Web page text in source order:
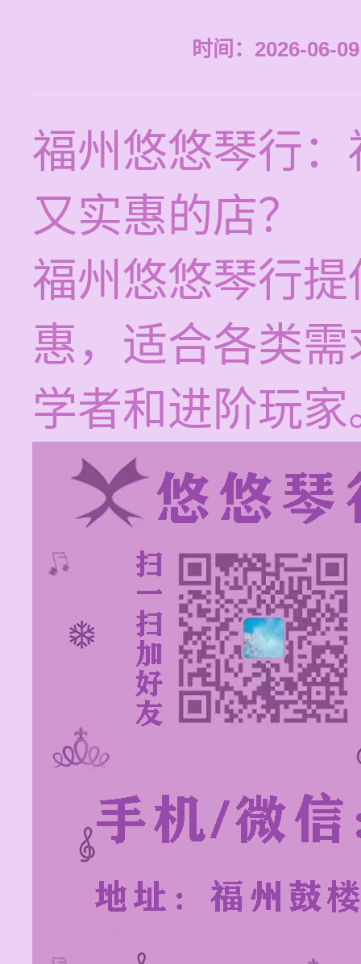
时间：2026-06-
福州悠悠琴行
又实惠的店？
福州悠悠琴行
惠，适合各类
学者和进阶玩家